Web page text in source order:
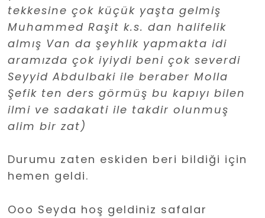
tekkesine çok küçük yaşta gelmiş
Muhammed Raşit k.s. dan halifelik
almış Van da şeyhlik yapmakta idi
aramızda çok iyiydi beniçokseverdi
Seyyid Abdulbaki ile beraber Molla
Şefik ten ders görmüş bu kapıyı bilen
ilmi ve sadakati ile takdir olunmuş
alim bir zat)
Durumu zaten eskiden beri bildiği için
hemen geldi.
Ooo Seyda hoş geldiniz safalar